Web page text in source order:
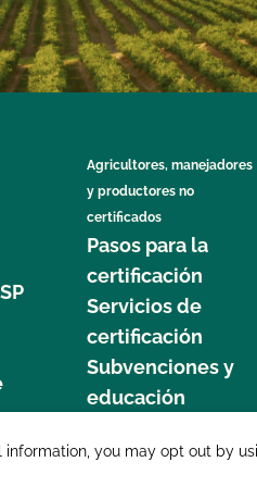
Agricultores, manejadores
y productores no
certificados
Pasos para la
certificación
Servicios de
certificación
Subvenciones y
educación
you may opt out by